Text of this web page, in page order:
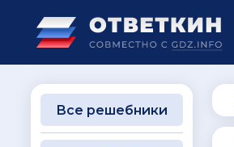
Все решебники